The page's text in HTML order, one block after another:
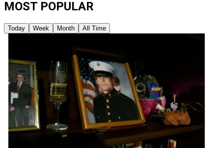
MOST POPULAR
Today Week Month All Time